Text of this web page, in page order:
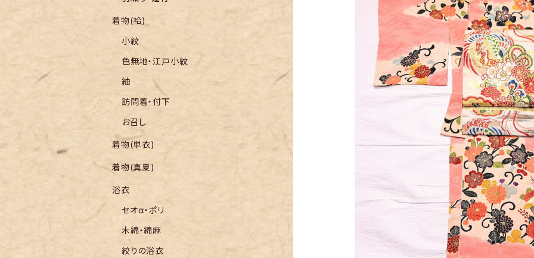
着物(袷)
小紋
色無地・江戸小紋
紬
訪問着・付下
お召し
着物(単衣)
着物(真夏)
浴衣
セオα・ポリ
木綿・綿麻
絞りの浴衣